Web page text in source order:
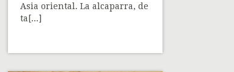
Asia oriental. La alcaparra, de
ta[...]